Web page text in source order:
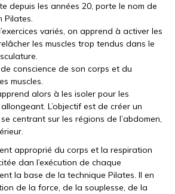
depuis les années 20, porte le nom de
Pilates.
variés, on apprend à activer les
les muscles trop tendus dans le
de conscience de son corps et du
muscles.
alors à les isoler pour les
L’objectif est de créer un
centrant sur les régions de l’abdomen,
approprié du corps et la respiration
dan l’exécution de chaque
la base de la technique Pilates. Il en
de la force, de la souplesse, de la